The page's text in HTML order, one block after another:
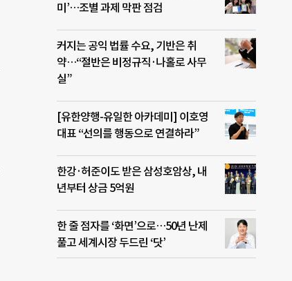
미’…조별 과제 막판 점검
커지는 공익 법률 수요, 기반은 취
약…“절반은 비정규직·나홀로 사무
실”
[유한양행-유일한 아카데미] 이호영
대표 “선의를 행동으로 연결하라”
한강·허준이도 받은 삼성호암상, 내
년부터 상금 5억원
한 줄 점자를 ‘화면’으로…50년 난제
풀고 세계시장 두드린 ‘닷’